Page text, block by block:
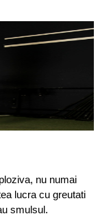
nu numai
lucra cu greutati
smulsul.